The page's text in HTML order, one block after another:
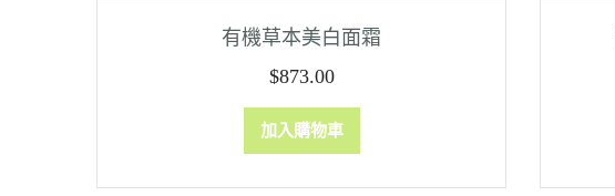
有機草本美白面霜
$873.00
加入購物車